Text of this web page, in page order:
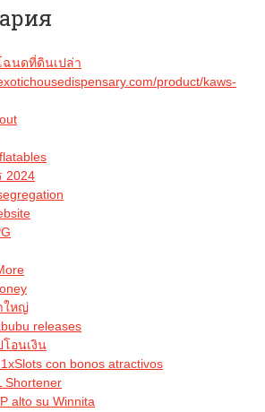
ฉนดที่ดินเปล่า
product/kaws-
2024
ใหญ่
releases
อนเงิน
con bonos atractivos
Shortener
alto su Winnita